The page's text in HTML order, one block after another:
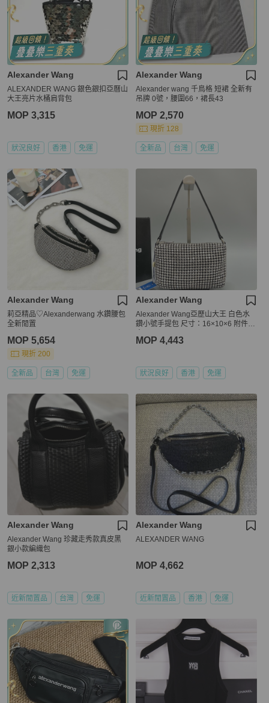
Alexander Wang
ALEXANDER WANG 銀色銀扣亞曆山
大王亮片水桶肩背包
MOP 3,315
狀況良好 香港 免運
Alexander Wang
Alexander wang 千鳥格 短裙 全新有
吊牌 0號，腰圍66，裙長43
MOP 2,570
現折 128
全新品 台灣 免運
Alexander Wang
莉亞精品♡Alexanderwang 水鑽腰包
全新閒置
MOP 5,654
現折 200
全新品 台灣 免運
Alexander Wang
Alexander Wang亞歷山大王 白色水
鑽小號手提包 尺寸：16×10×6 附件：
MOP 4,443
狀況良好 香港 免運
Alexander Wang
Alexander Wang 珍藏走秀款真皮黑
銀小款編織包
MOP 2,313
近新閒置品 台灣 免運
Alexander Wang
ALEXANDER WANG
MOP 4,662
近新閒置品 香港 免運